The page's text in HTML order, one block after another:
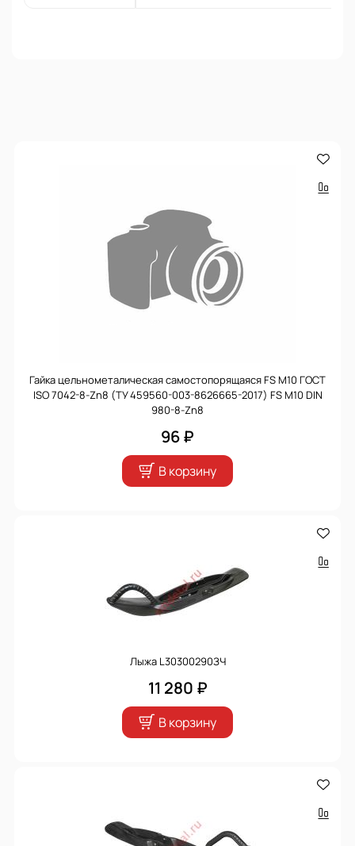
Гайка цельнометалическая самостопорящаяся FS M10 ГОСТ
ISO 7042-8-Zn8 (ТУ 459560-003-8626665-2017) FS M10 DIN
980-8-Zn8
96 ₽
В корзину
Лыжа L30300290ЗЧ
11 280 ₽
В корзину